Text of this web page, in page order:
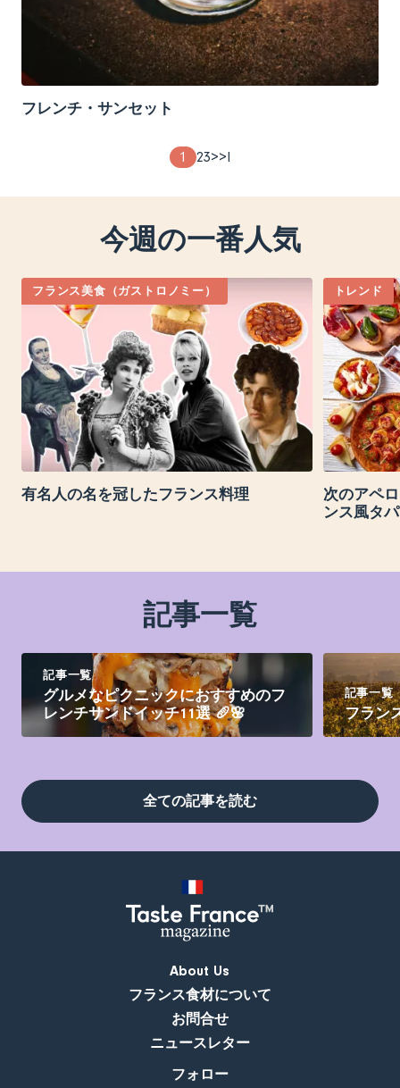
フレンチ・サンセット
ジ
Page
1
Page
2Page
3次
ー
>最
ペ
ー
ジ
>I
今週の一番人気
フランス美食（ガストロノミー）
有名人の名を冠したフランス料理
トレンド
次のアペ
ンス風タ
記事一覧
記事一覧
グルメなピクニックにおすすめのフ
レンチサンドイッチ11選 🥖🌸
記事一覧
フラン
全ての記事を読む
About Us
フランス食材について
お問合せ
ニュースレター
フォロー